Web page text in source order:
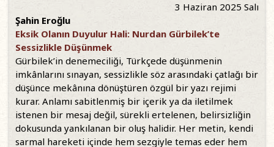
3 Haziran 2025 Salı
Şahin Eroğlu
Eksik Olanın Duyulur Hali: Nurdan Gürbilek’te
Sessizlikle Düşünmek
Gürbilek’in denemeciliği, Türkçede düşünmenin
imkânlarını sınayan, sessizlikle söz arasındaki çatlağı bir
düşünce mekânına dönüştüren özgül bir yazı rejimi
kurar. Anlamı sabitlenmiş bir içerik ya da iletilmek
istenen bir mesaj değil, sürekli ertelenen, belirsizliğin
dokusunda yankılanan bir oluş halidir. Her metin, kendi
sarmal hareketi içinde hem sezgiyle temas eder hem